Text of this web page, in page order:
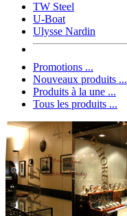
TW Steel
U-Boat
Ulysse Nardin
Promotions ...
Nouveaux produits ...
Produits à la une ...
Tous les produits ...